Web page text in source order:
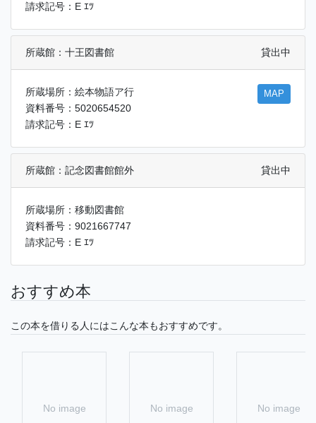
請求記号：E ｴﾂ
所蔵館：十王図書館 貸出中
所蔵場所：絵本物語ア行
資料番号：5020654520
請求記号：E ｴﾂ
MAP
所蔵館：記念図書館館外 貸出中
所蔵場所：移動図書館
資料番号：9021667747
請求記号：E ｴﾂ
おすすめ本
この本を借りる人にはこんな本もおすすめです。
No image No image No image